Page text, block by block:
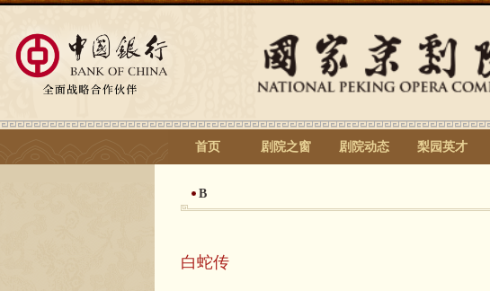
首页 剧院之窗 剧院动态 梨园英才
B
白蛇传